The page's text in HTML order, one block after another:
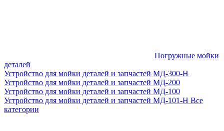
Погружные мойки
деталей
Устройство для мойки деталей и запчастей МД-300-H
Устройство для мойки деталей и запчастей МД-200
Устройство для мойки деталей и запчастей МД-100
Устройство для мойки деталей и запчастей МД-101-Н Все
категории